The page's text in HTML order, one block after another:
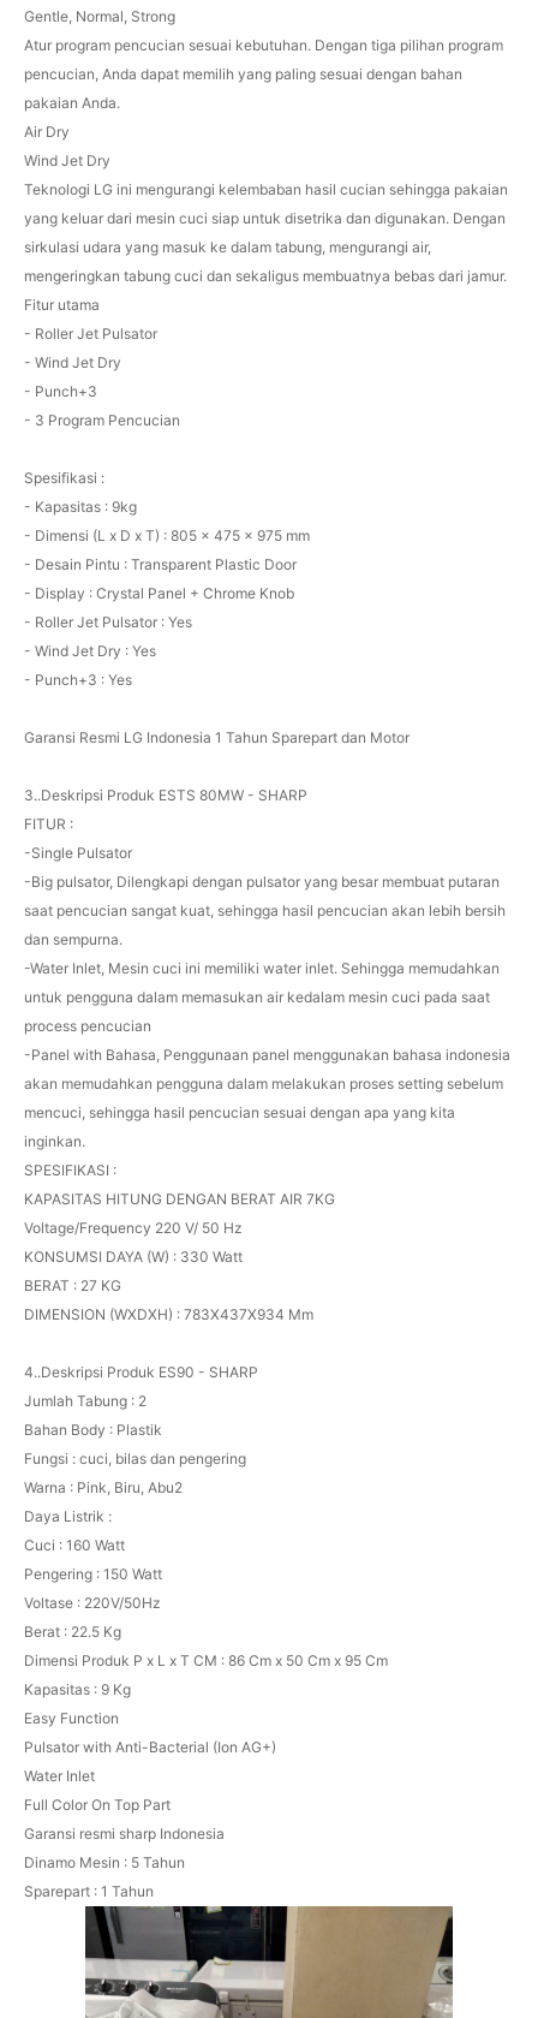
Gentle, Normal, Strong
Atur program pencucian sesuai kebutuhan. Dengan tiga pilihan program
pencucian, Anda dapat memilih yang paling sesuai dengan bahan
pakaian Anda.
Air Dry
Wind Jet Dry
Teknologi LG ini mengurangi kelembaban hasil cucian sehingga pakaian
yang keluar dari mesin cuci siap untuk disetrika dan digunakan. Dengan
sirkulasi udara yang masuk ke dalam tabung, mengurangi air,
mengeringkan tabung cuci dan sekaligus membuatnya bebas dari jamur.
Fitur utama
- Roller Jet Pulsator
- Wind Jet Dry
- Punch+3
- 3 Program Pencucian
Spesifikasi :
- Kapasitas : 9kg
- Dimensi (L x D x T) : 805 x 475 x 975 mm
- Desain Pintu : Transparent Plastic Door
- Display : Crystal Panel + Chrome Knob
- Roller Jet Pulsator : Yes
- Wind Jet Dry : Yes
- Punch+3 : Yes
Garansi Resmi LG Indonesia 1 Tahun Sparepart dan Motor
3..Deskripsi Produk ESTS 80MW - SHARP
FITUR :
-Single Pulsator
-Big pulsator, Dilengkapi dengan pulsator yang besar membuat putaran
saat pencucian sangat kuat, sehingga hasil pencucian akan lebih bersih
dan sempurna.
-Water Inlet, Mesin cuci ini memiliki water inlet. Sehingga memudahkan
untuk pengguna dalam memasukan air kedalam mesin cuci pada saat
process pencucian
-Panel with Bahasa, Penggunaan panel menggunakan bahasa indonesia
akan memudahkan pengguna dalam melakukan proses setting sebelum
mencuci, sehingga hasil pencucian sesuai dengan apa yang kita
inginkan.
SPESIFIKASI :
KAPASITAS HITUNG DENGAN BERAT AIR 7KG
Voltage/Frequency 220 V/ 50 Hz
KONSUMSI DAYA (W) : 330 Watt
BERAT : 27 KG
DIMENSION (WXDXH) : 783X437X934 Mm
4..Deskripsi Produk ES90 - SHARP
Jumlah Tabung : 2
Bahan Body : Plastik
Fungsi : cuci, bilas dan pengering
Warna : Pink, Biru, Abu2
Daya Listrik :
Cuci : 160 Watt
Pengering : 150 Watt
Voltase : 220V/50Hz
Berat : 22.5 Kg
Dimensi Produk P x L x T CM : 86 Cm x 50 Cm x 95 Cm
Kapasitas : 9 Kg
Easy Function
Pulsator with Anti-Bacterial (Ion AG+)
Water Inlet
Full Color On Top Part
Garansi resmi sharp Indonesia
Dinamo Mesin : 5 Tahun
Sparepart : 1 Tahun